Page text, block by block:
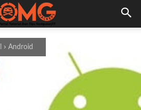
Android